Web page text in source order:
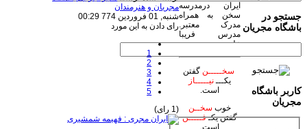
مجریان و هنرمندان
شنبه, 01 فروردين 774 00:29
رای دادن به این مورد
1
2
3
4
5
(1 رای)
ایران درمدرسه
سخن به همراه
مدرک معتبر.
مدرس فریبا
علومی یزدی
سخـــــن گفتن
یکـــنیـــــاز
است.
خوب سخــن
گفتن یکـفـــــن
جستجو در
باشگاه مجریان
کاربر باشگاه
مجریان